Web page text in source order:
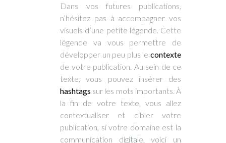
Dans vos futures publications,
n’hésitez pas à accompagner vos
visuels d’une petite légende. Cette
légende va vous permettre de
développer un peu plus le contexte
de votre publication. Au sein de ce
texte, vous pouvez insérer des
hashtags sur les mots importants. À
la fin de votre texte, vous allez
contextualiser et cibler votre
publication, si votre domaine est la
communication digitale, voici un